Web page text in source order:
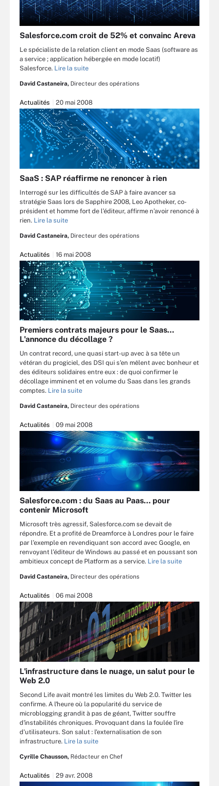
Salesforce.com croit de 52% et convainc Areva
Le spécialiste de la relation client en mode Saas (software as
a service ; application hébergée en mode locatif)
Salesforce. Lire la suite
David Castaneira, Directeur des opérations
Actualités 20 mai 2008
SaaS : SAP réaffirme ne renoncer à rien
Interrogé sur les difficultés de SAP à faire avancer sa
stratégie Saas lors de Sapphire 2008, Leo Apotheker, co-
président et homme fort de l’éditeur, affirme n’avoir renoncé à
rien. Lire la suite
David Castaneira, Directeur des opérations
Actualités 16 mai 2008
Premiers contrats majeurs pour le Saas...
L'annonce du décollage ?
Un contrat record, une quasi start-up avec à sa tête un
vétéran du progiciel, des DSI qui s'en mêlent avec bonheur et
des éditeurs solidaires entre eux : de quoi confirmer le
décollage imminent et en volume du Saas dans les grands
comptes. Lire la suite
David Castaneira, Directeur des opérations
Actualités 09 mai 2008
Salesforce.com : du Saas au Paas… pour
contenir Microsoft
Microsoft très agressif, Salesforce.com se devait de
répondre. Et a profité de Dreamforce à Londres pour le faire
par l’exemple en revendiquant son accord avec Google, en
renvoyant l’éditeur de Windows au passé et en poussant son
ambitieux concept de Platform as a service. Lire la suite
David Castaneira, Directeur des opérations
Actualités 06 mai 2008
L'infrastructure dans le nuage, un salut pour le
Web 2.0
Second Life avait montré les limites du Web 2.0. Twitter les
confirme. A l'heure où la popularité du service de
microblogging grandit à pas de géant, Twitter souffre
d'instabilités chroniques. Provoquant dans la foulée l'ire
d'utilisateurs. Son salut : l'externalisation de son
infrastructure. Lire la suite
Cyrille Chausson, Rédacteur en Chef
Actualités 29 avr. 2008